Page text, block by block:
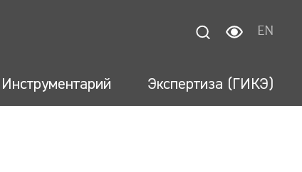
EN
Инструментарий Экспертиза (ГИКЭ)